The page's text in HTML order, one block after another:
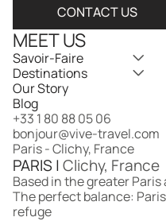
CONTACT US
MEET US
Savoir-Faire
Destinations
Our Story
Blog
+33 1 80 88 05 06
bonjour@vive-travel.com
Paris - Clichy, France
PARIS | Clichy, France
Based in the greater Paris
The perfect balance:
refuge